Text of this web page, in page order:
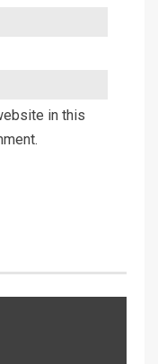
in this